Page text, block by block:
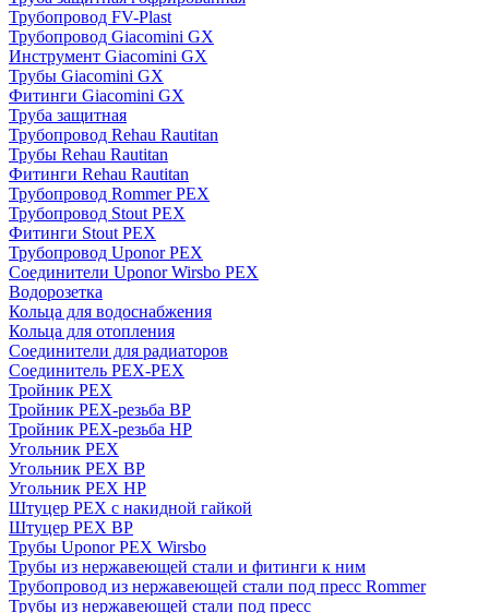
Трубопровод FV-Plast
Трубопровод Giacomini GX
Инструмент Giacomini GX
Трубы Giacomini GX
Фитинги Giacomini GX
Труба защитная
Трубопровод Rehau Rautitan
Трубы Rehau Rautitan
Фитинги Rehau Rautitan
Трубопровод Rommer PEX
Трубопровод Stout PEX
Фитинги Stout PEX
Трубопровод Uponor PEX
Соединители Uponor Wirsbo PEX
Водорозетка
Кольца для водоснабжения
Кольца для отопления
Соединители для радиаторов
Соединитель PEX-PEX
Тройник PEX
Тройник PEX-резьба ВР
Тройник PEX-резьба НР
Угольник PEX
Угольник PEX ВР
Угольник PEX НР
Штуцер PEX c накидной гайкой
Штуцер PEX ВР
Трубы Uponor PEX Wirsbo
Трубы из нержавеющей стали и фитинги к ним
Трубопровод из нержавеющей стали под пресс Rommer
Трубы из нержавеющей стали под пресс